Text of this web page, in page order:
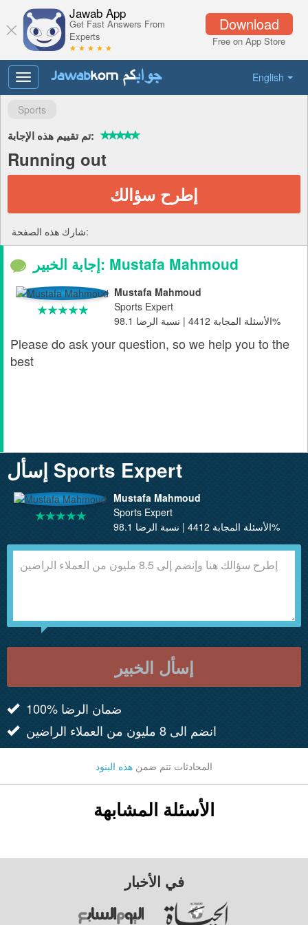
Download
Free on App Store
Jawab App
Get Fast Answers From
Experts
★ ★ ★ ★ ★
English
Toggle
navigation
Sports
تم تقييم هذه الإجابة:
Running out
إطرح سؤالك
شارك هذه الصفحة:
إجابة الخبير: Mustafa Mahmoud
Mustafa Mahmoud
Sports Expert
الأسئلة المجابة 4412 | نسبة الرضا 98.1%
Please do ask your question, so we help you to the
best
إسأل Sports Expert
Mustafa Mahmoud
Sports Expert
الأسئلة المجابة 4412 | نسبة الرضا 98.1%
إسأل الخبير
100% ضمان الرضا
انضم الى 8 مليون من العملاء الراضين
المحادثات تتم ضمن هذه البنود
الأسئلة المشابهة
في الأخبار